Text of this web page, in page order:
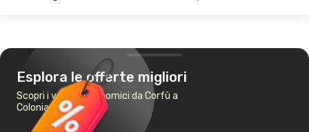
Esplora le offerte migliori
Scopri i voli più economici da Corfù a
Colonia